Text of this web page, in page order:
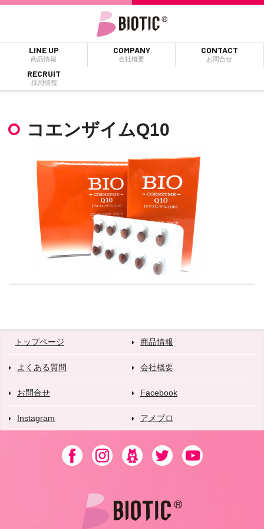
LINE UP
商品情報
COMPANY
会社概要
CONTACT
お問合せ
RECRUIT
採用情報
コエンザイムQ10
トップページ 商品情報
よくある質問 会社概要
お問合せ Facebook
Instagram アメブロ